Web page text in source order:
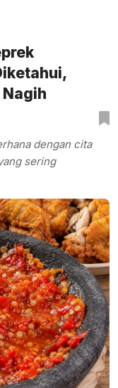
Nagih
dengan cita
sering